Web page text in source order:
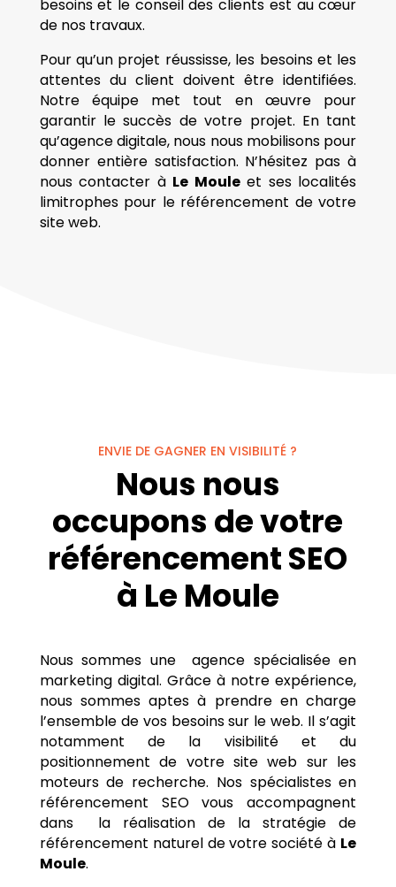
besoins et le conseil des clients est au cœur
de nos travaux.
Pour qu’un projet réussisse, les besoins et les
attentes du client doivent être identifiées.
Notre équipe met tout en œuvre pour
garantir le succès de votre projet. En tant
qu’agence digitale, nous nous mobilisons pour
donner entière satisfaction. N’hésitez pas à
nous contacter à Le Mouleet ses localités
limitrophes pour le référencement de votre
site web.
ENVIE DE GAGNER EN VISIBILITÉ ?
Nous nous
occupons de votre
référencement SEO
à Le Moule
Nous sommes une agence spécialisée en
marketing digital. Grâce à notre expérience,
nous sommes aptes à prendre en charge
l’ensemble de vos besoins sur le web. Il s’agit
notamment de la visibilité et du
positionnement de votre site web sur les
moteurs de recherche. Nos spécialistes en
référencement SEO vous accompagnent
dans la réalisation de la stratégie de
référencement naturel de votre société à Le
Moule.